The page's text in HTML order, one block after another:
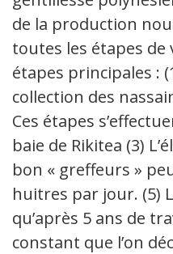
de la production
toutes les étapes de
étapes principales :
collection des
Ces étapes
baie de Rikitea (3)
bon « greffeurs »
huitres par jour. (5)
qu’après 5 ans de
constant que l’on